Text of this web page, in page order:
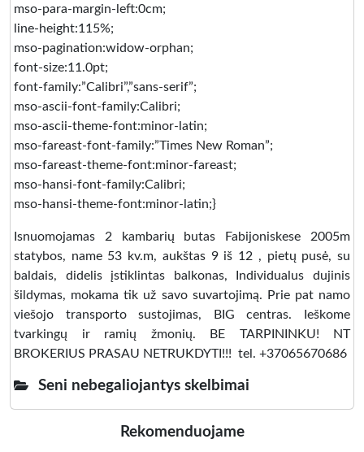
mso-para-margin-left:0cm;
line-height:115%;
mso-pagination:widow-orphan;
font-size:11.0pt;
font-family:”Calibri”,”sans-serif”;
mso-ascii-font-family:Calibri;
mso-ascii-theme-font:minor-latin;
mso-fareast-font-family:”Times New Roman”;
mso-fareast-theme-font:minor-fareast;
mso-hansi-font-family:Calibri;
mso-hansi-theme-font:minor-latin;}
Isnuomojamas 2 kambarių butas Fabijoniskese 2005m
statybos, name 53 kv.m, aukštas 9 iš 12 , pietų pusė, su
baldais, didelis įstiklintas balkonas, Individualus dujinis
šildymas, mokama tik už savo suvartojimą. Prie pat namo
viešojo transporto sustojimas, BIG centras. Ieškome
tvarkingų ir ramių žmonių. BE TARPININKU! NT
BROKERIUS PRASAU NETRUKDYTI!!! tel. +37065670686
Seni nebegaliojantys skelbimai
Rekomenduojame